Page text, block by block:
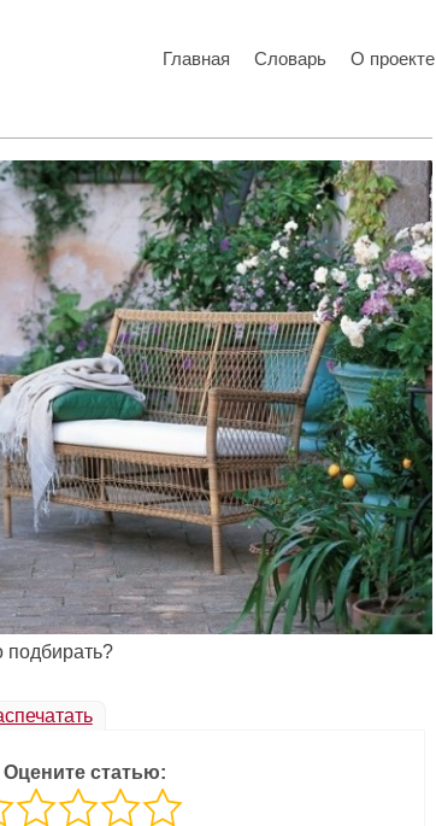
Главная Словарь О проекте
подбирать?
Оцените статью: